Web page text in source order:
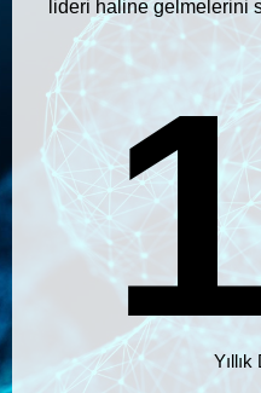
6
lideri haline gelmelerini